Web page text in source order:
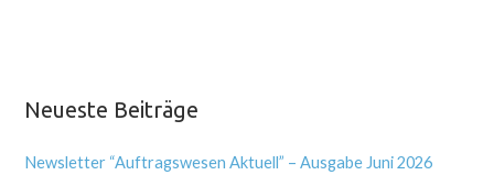
Neueste Beiträge
Newsletter “Auftragswesen Aktuell” – Ausgabe Juni 2026